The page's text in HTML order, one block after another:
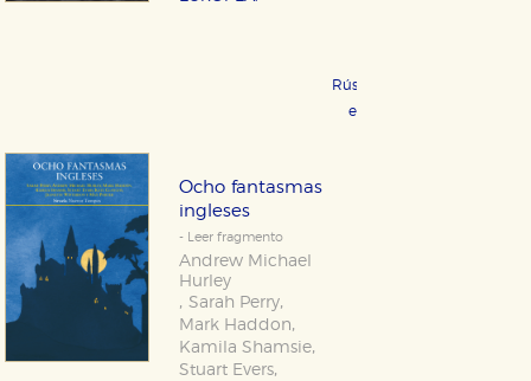
Rústica 17,95 €
eBook 9,99 €
Ocho fantasmas
ingleses
- Leer fragmento
Andrew Michael
Hurley
,Sarah Perry,
Mark Haddon,
Kamila Shamsie,
Stuart Evers,